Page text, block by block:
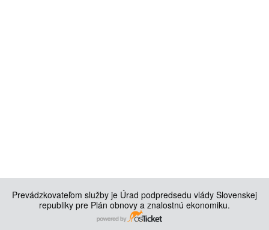
Prevádzkovateľom služby je Úrad podpredsedu vlády Slovenskej
republiky pre Plán obnovy a znalostnú ekonomiku.